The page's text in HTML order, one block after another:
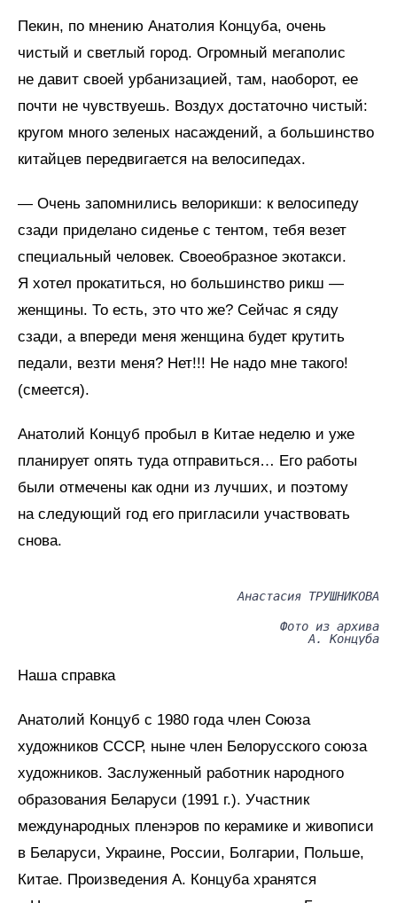
Пекин, по мнению Анатолия Концуба, очень
чистый и светлый город. Огромный мегаполис
не давит своей урбанизацией, там, наоборот, ее
почти не чувствуешь. Воздух достаточно чистый:
кругом много зеленых насаждений, а большинство
китайцев передвигается на велосипедах.
— Очень запомнились велорикши: к велосипеду
сзади приделано сиденье с тентом, тебя везет
специальный человек. Своеобразное экотакси.
Я хотел прокатиться, но большинство рикш —
женщины. То есть, это что же? Сейчас я сяду
сзади, а впереди меня женщина будет крутить
педали, везти меня? Нет!!! Не надо мне такого!
(смеется).
Анатолий Концуб пробыл в Китае неделю и уже
планирует опять туда отправиться… Его работы
были отмечены как одни из лучших, и поэтому
на следующий год его пригласили участвовать
снова.
Анастасия ТРУШНИКОВА
Фото из архива
А. Концуба
Наша справка
Анатолий Концуб с 1980 года член Союза
художников СССР, ныне член Белорусского союза
художников. Заслуженный работник народного
образования Беларуси (1991 г.). Участник
международных пленэров по керамике и живописи
в Беларуси, Украине, России, Болгарии, Польше,
Китае. Произведения А. Концуба хранятся